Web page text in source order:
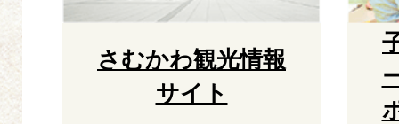
さむかわ観光情報
サイト
ス